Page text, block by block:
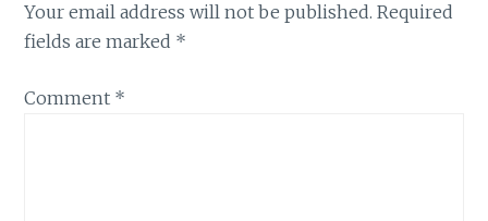
Your email address will not be published. Required
fields are marked *
Comment *